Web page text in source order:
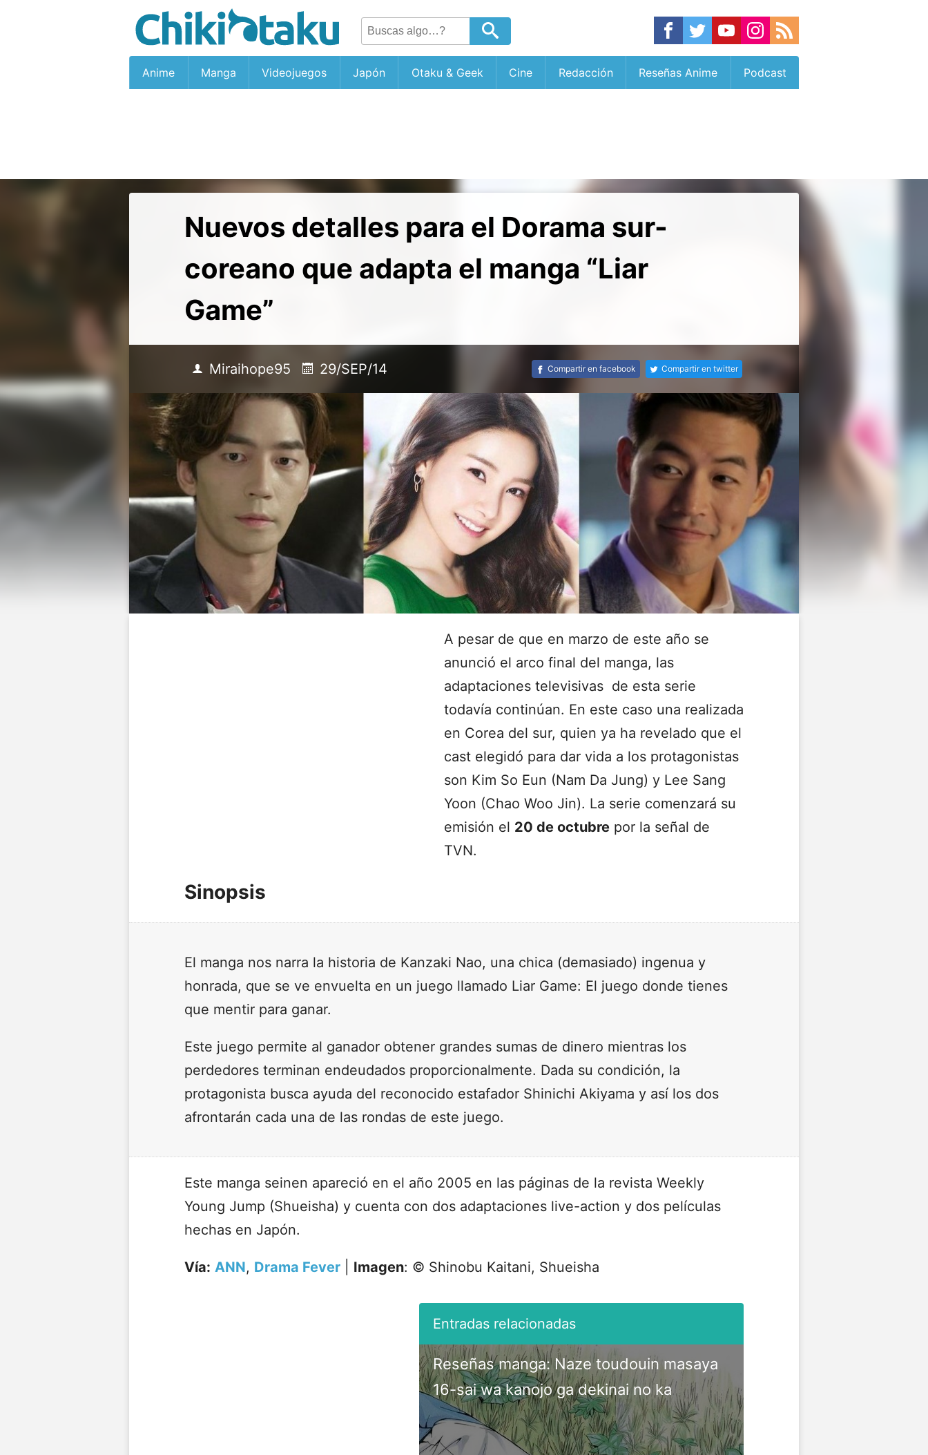
Anime Manga Videojuegos Japón Otaku & Geek Cine Redacción Reseñas Anime Podcast
Nuevos detalles para el Dorama sur-
coreano que adapta el manga “Liar
Game”
Miraihope95 29/SEP/14 Compartir en facebook Compartir en twitter
A pesar de que en marzo de este año se
anunció el arco final del manga, las
adaptaciones televisivas de esta serie
todavía continúan. En este caso una realizada
en Corea del sur, quien ya ha revelado que el
cast elegidó para dar vida a los protagonistas
son Kim So Eun (Nam Da Jung) y Lee Sang
Yoon (Chao Woo Jin). La serie comenzará su
emisión el 20 de octubre por la señal de
TVN.
Sinopsis
El manga nos narra la historia de Kanzaki Nao, una chica (demasiado) ingenua y
honrada, que se ve envuelta en un juego llamado Liar Game: El juego donde tienes
que mentir para ganar.
Este juego permite al ganador obtener grandes sumas de dinero mientras los
perdedores terminan endeudados proporcionalmente. Dada su condición, la
protagonista busca ayuda del reconocido estafador Shinichi Akiyama y así los dos
afrontarán cada una de las rondas de este juego.
Este manga seinen apareció en el año 2005 en las páginas de la revista Weekly
Young Jump (Shueisha) y cuenta con dos adaptaciones live-action y dos películas
hechas en Japón.
Vía: ANN, Drama Fever Imagen: © Shinobu Kaitani, Shueisha
Reseñas manga: Naze toudouin masaya
16-sai wa kanojo ga dekinai no ka